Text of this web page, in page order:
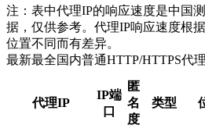
注：表中代理IP的响应速度是中国
据，仅供参考。代理IP响应速度根
位置不同而有差异。
最新最全国内普通HTTP/HTTPS代
代理IP
IP端
口
匿
名
度
类型